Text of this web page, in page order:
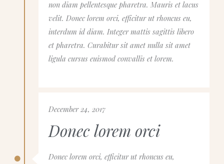
non diam pellentesque pharetra. Mauris et lacus
velit. Donec lorem orci, efficitur ut rhoncus eu,
interdum id diam. Integer mattis sagittis libero
et pharetra. Curabitur sit amet nulla sit amet
ligula cursus euismod convallis et lorem.
December 24, 2017
Donec lorem orci
Donec lorem orci, efficitur ut rhoncus eu,